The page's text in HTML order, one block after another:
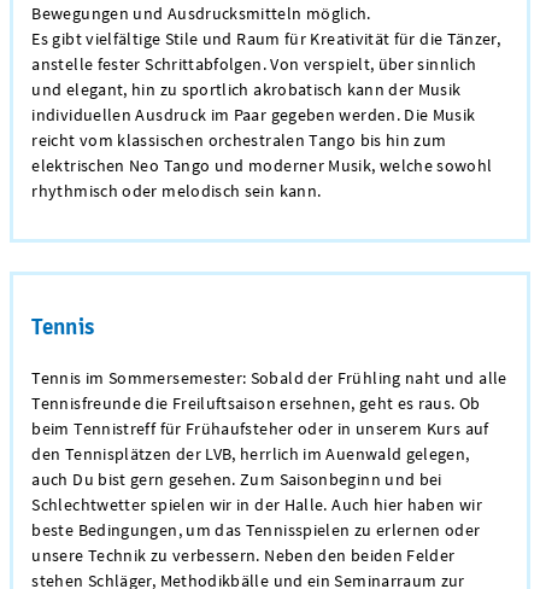
Bewegungen und Ausdrucksmitteln möglich.
Es gibt vielfältige Stile und Raum für Kreativität für die Tänzer,
anstelle fester Schrittabfolgen. Von verspielt, über sinnlich
und elegant, hin zu sportlich akrobatisch kann der Musik
individuellen Ausdruck im Paar gegeben werden. Die Musik
reicht vom klassischen orchestralen Tango bis hin zum
elektrischen Neo Tango und moderner Musik, welche sowohl
rhythmisch oder melodisch sein kann.
Tennis
Tennis im Sommersemester: Sobald der Frühling naht und alle
Tennisfreunde die Freiluftsaison ersehnen, geht es raus. Ob
beim Tennistreff für Frühaufsteher oder in unserem Kurs auf
den Tennisplätzen der LVB, herrlich im Auenwald gelegen,
auch Du bist gern gesehen. Zum Saisonbeginn und bei
Schlechtwetter spielen wir in der Halle. Auch hier haben wir
beste Bedingungen, um das Tennisspielen zu erlernen oder
unsere Technik zu verbessern. Neben den beiden Felder
stehen Schläger, Methodikbälle und ein Seminarraum zur